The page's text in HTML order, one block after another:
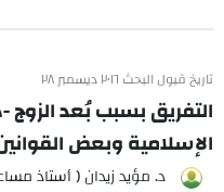
تاريخ قبول البحث ٢٠١٦ ديسمبر ٢٨
التفريق بسبب بُعد الزوج
الإسلامية وبعض
د. مؤيد زيدان ( أستاذ